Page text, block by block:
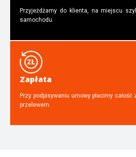
Przyjeżdżamy do klienta, na miejscu
samochodu.
Zapłata
Przy podpisywaniu umowy płacimy
przelewem.